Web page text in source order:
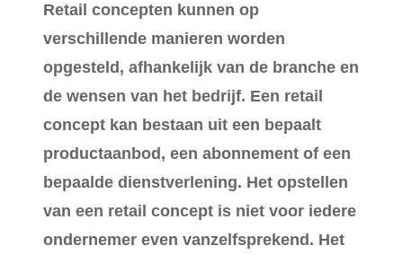
Retail concepten kunnen op
verschillende manieren worden
opgesteld, afhankelijk van de branche en
de wensen van het bedrijf. Een retail
concept kan bestaan uit een bepaalt
productaanbod, een abonnement of een
bepaalde dienstverlening. Het opstellen
van een retail concept is niet voor iedere
ondernemer even vanzelfsprekend. Het